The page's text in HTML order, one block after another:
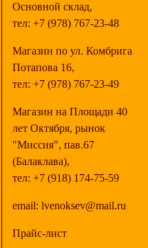
Основной склад,
тел: +7 (978) 767-23-48
Магазин по ул. Комбрига
Потапова 16,
тел: +7 (978) 767-23-49
Магазин на Площади 40
лет Октября, рынок
"Миссия", пав.67
(Балаклава),
тел: +7 (918) 174-75-59
email: lvenoksev@mail.ru
Прайс-лист